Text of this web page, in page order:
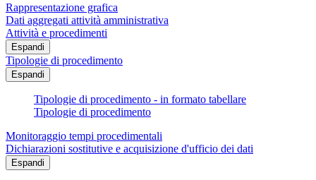
Rappresentazione grafica
Dati aggregati attività amministrativa
Attività e procedimenti
Espandi
Tipologie di procedimento
Espandi
Tipologie di procedimento - in formato tabellare
Tipologie di procedimento
Monitoraggio tempi procedimentali
Dichiarazioni sostitutive e acquisizione d'ufficio dei dati
Espandi